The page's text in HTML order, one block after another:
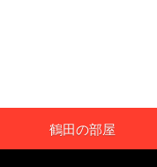
鶴田の部屋